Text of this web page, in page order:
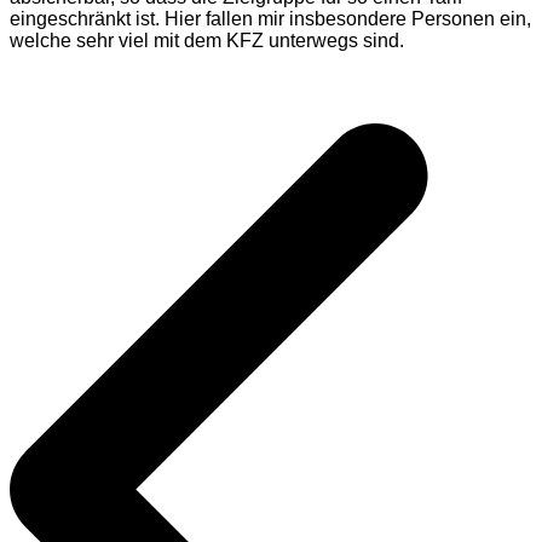
eingeschränkt ist. Hier fallen mir insbesondere Personen ein,
welche sehr viel mit dem KFZ unterwegs sind.